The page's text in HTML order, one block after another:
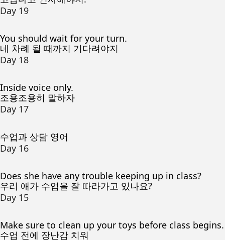
Day 19
You should wait for your turn.
네 차례 될 때까지 기다려야지
Day 18
Inside voice only.
조용조용히 말하자
Day 17
수업과 상담 영어
Day 16
Does she have any trouble keeping up in class?
우리 애가 수업을 잘 따라가고 있나요?
Day 15
Make sure to clean up your toys before class begins.
수업 전에 장난감 치워